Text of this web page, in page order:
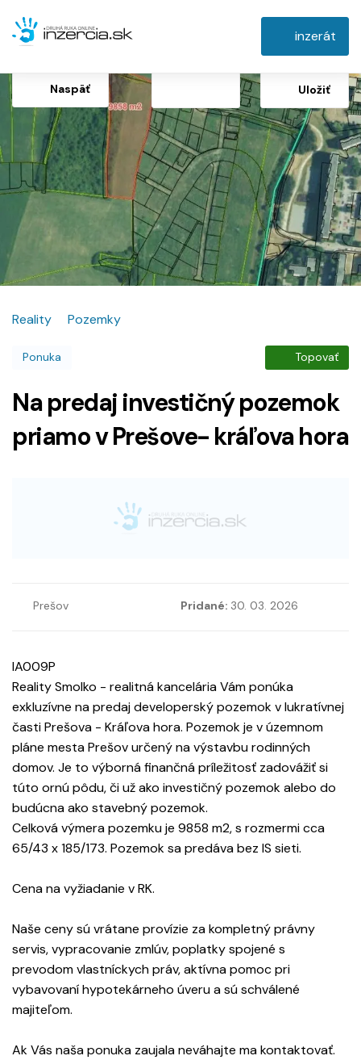
inzerát
Naspäť Uložiť
Reality Pozemky
Ponuka Topovať
Na predaj investičný pozemok
priamo v Prešove- kráľova hora
Prešov Pridané: 30. 03. 2026
IA009P
Reality Smolko - realitná kancelária Vám ponúka
exkluzívne na predaj developerský pozemok v lukratívnej
časti Prešova - Kráľova hora. Pozemok je v územnom
pláne mesta Prešov určený na výstavbu rodinných
domov. Je to výborná finančná príležitosť zadovážiť si
túto ornú pôdu, či už ako investičný pozemok alebo do
budúcna ako stavebný pozemok.
Celková výmera pozemku je 9858 m2, s rozmermi cca
65/43 x 185/173. Pozemok sa predáva bez IS sieti.
Cena na vyžiadanie v RK.
Naše ceny sú vrátane provízie za kompletný právny
servis, vypracovanie zmlúv, poplatky spojené s
prevodom vlastníckych práv, aktívna pomoc pri
vybavovaní hypotekárneho úveru a sú schválené
majiteľom.
Ak Vás naša ponuka zaujala neváhajte ma kontaktovať.